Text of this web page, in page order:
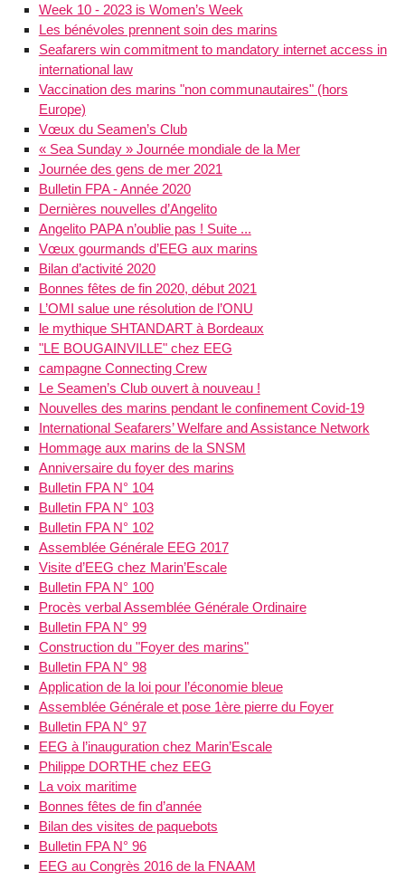
Week 10 - 2023 is Women’s Week
Les bénévoles prennent soin des marins
Seafarers win commitment to mandatory internet access in
international law
Vaccination des marins "non communautaires" (hors
Europe)
Vœux du Seamen’s Club
« Sea Sunday » Journée mondiale de la Mer
Journée des gens de mer 2021
Bulletin FPA - Année 2020
Dernières nouvelles d’Angelito
Angelito PAPA n’oublie pas ! Suite ...
Vœux gourmands d’EEG aux marins
Bilan d’activité 2020
Bonnes fêtes de fin 2020, début 2021
L’OMI salue une résolution de l’ONU
le mythique SHTANDART à Bordeaux
"LE BOUGAINVILLE" chez EEG
campagne Connecting Crew
Le Seamen’s Club ouvert à nouveau !
Nouvelles des marins pendant le confinement Covid-19
International Seafarers’ Welfare and Assistance Network
Hommage aux marins de la SNSM
Anniversaire du foyer des marins
Bulletin FPA N° 104
Bulletin FPA N° 103
Bulletin FPA N° 102
Assemblée Générale EEG 2017
Visite d’EEG chez Marin’Escale
Bulletin FPA N° 100
Procès verbal Assemblée Générale Ordinaire
Bulletin FPA N° 99
Construction du "Foyer des marins"
Bulletin FPA N° 98
Application de la loi pour l’économie bleue
Assemblée Générale et pose 1ère pierre du Foyer
Bulletin FPA N° 97
EEG à l’inauguration chez Marin’Escale
Philippe DORTHE chez EEG
La voix maritime
Bonnes fêtes de fin d’année
Bilan des visites de paquebots
Bulletin FPA N° 96
EEG au Congrès 2016 de la FNAAM